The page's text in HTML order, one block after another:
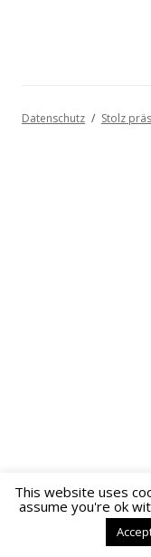
Datenschutz Stolz
This website uses
assume you're ok